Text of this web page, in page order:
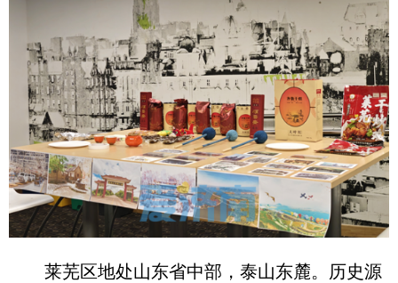
莱芜区地处山东省中部，泰山东麓。历史源